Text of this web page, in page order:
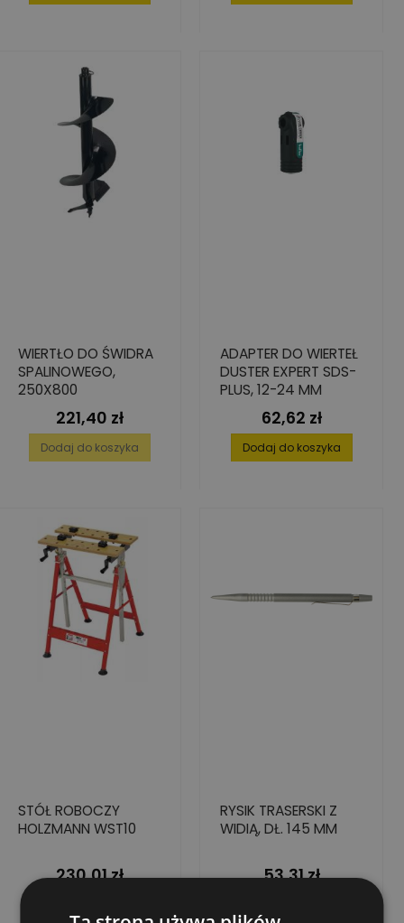
WIERTŁO DO ŚWIDRA
SPALINOWEGO,
250X800
Cena
221,40 zł
Dodaj do koszyka
ADAPTER DO WIERTEŁ
DUSTER EXPERT SDS-
PLUS, 12-24 MM
Cena
62,62 zł
Dodaj do koszyka
STÓŁ ROBOCZY
HOLZMANN WST10
Cena
230,01 zł
RYSIK TRASERSKI Z
WIDIĄ, DŁ. 145 MM
Cena
53,31 zł